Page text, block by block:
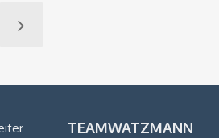
TEAMWATZMANN